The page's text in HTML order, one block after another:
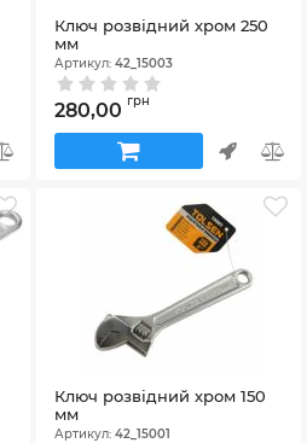
Ключ розвідний хром 250
мм
Артикул: 42_15003
280,00 грн
Ключ розвідний хром 150
мм
Артикул: 42_15001